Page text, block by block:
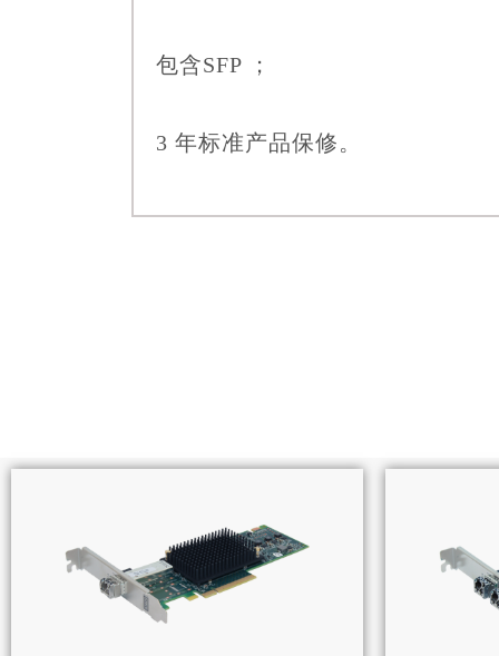
包含SFP ；
3 年标准产品保修。